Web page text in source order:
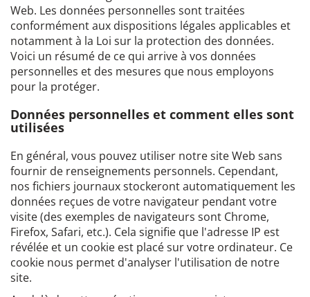
Web. Les données personnelles sont traitées
conformément aux dispositions légales applicables et
notamment à la Loi sur la protection des données.
Voici un résumé de ce qui arrive à vos données
personnelles et des mesures que nous employons
pour la protéger.
Données personnelles et comment elles sont
utilisées
En général, vous pouvez utiliser notre site Web sans
fournir de renseignements personnels. Cependant,
nos fichiers journaux stockeront automatiquement les
données reçues de votre navigateur pendant votre
visite (des exemples de navigateurs sont Chrome,
Firefox, Safari, etc.). Cela signifie que l'adresse IP est
révélée et un cookie est placé sur votre ordinateur. Ce
cookie nous permet d'analyser l'utilisation de notre
site.